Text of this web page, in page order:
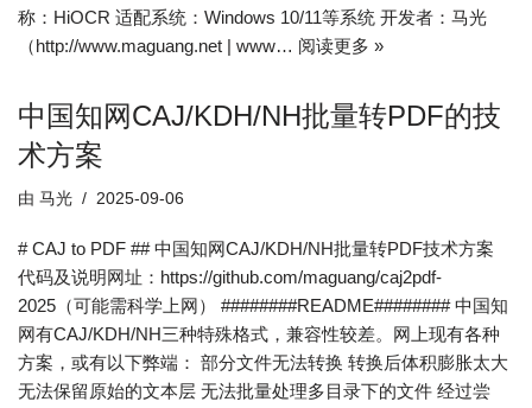
称：HiOCR 适配系统：Windows 10/11等系统 开发者：马光
（http://www.maguang.net | www… 阅读更多 »
中国知网CAJ/KDH/NH批量转PDF的技
术方案
由 马光 2025-09-06
# CAJ to PDF ## 中国知网CAJ/KDH/NH批量转PDF技术方案
代码及说明网址：https://github.com/maguang/caj2pdf-
2025（可能需科学上网） ########README######## 中国知
网有CAJ/KDH/NH三种特殊格式，兼容性较差。网上现有各种
方案，或有以下弊端： 部分文件无法转换 转换后体积膨胀太大
无法保留原始的文本层 无法批量处理多目录下的文件 经过尝